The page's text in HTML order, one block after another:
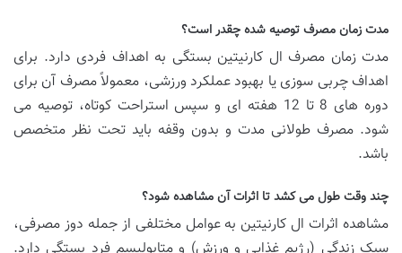
مدت زمان مصرف توصیه شده چقدر است؟
مدت زمان مصرف ال کارنیتین بستگی به اهداف فردی دارد. برای
اهداف چربی سوزی یا بهبود عملکرد ورزشی، معمولاً مصرف آن برای
دوره های 8 تا 12 هفته ای و سپس استراحت کوتاه، توصیه می
شود. مصرف طولانی مدت و بدون وقفه باید تحت نظر متخصص
باشد.
چند وقت طول می کشد تا اثرات آن مشاهده شود؟
مشاهده اثرات ال کارنیتین به عوامل مختلفی از جمله دوز مصرفی،